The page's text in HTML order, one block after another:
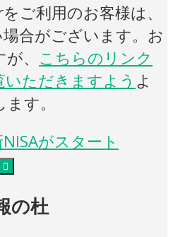
ご利用のお客様は、
合がございます。お
、 こちらのリンク
ただきますよう よ
す。
がスタート
の杜